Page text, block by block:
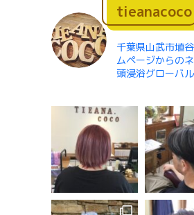
tieanacoco
千葉県山武市埴
ムページからの
頭浸浴グローバ